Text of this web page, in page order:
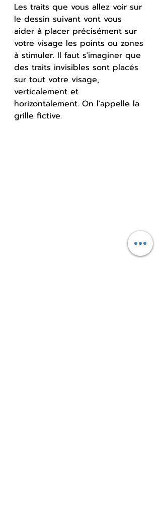
Les traits que vous allez voir sur
le dessin suivant vont vous
aider à placer précisément sur
votre visage les points ou zones
à stimuler. Il faut s'imaginer que
des traits invisibles sont placés
sur tout votre visage,
verticalement et
horizontalement. On l'appelle la
grille fictive.